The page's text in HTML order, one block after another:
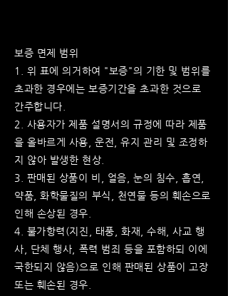
보증 면제 범위
1. 위 표에 의거하여 "보증"의 기한 및 범위를
초과한 경우에는 보증기간을 초과한 것으로
간주합니다.
2. 사용자가 제품 설명서의 규정에 따라 제품
을 올바르게 사용, 운전, 유지 관리 및 조정하
지 않아 발생한 현상.
3. 판매된 상품이 비, 얼음, 눈의 침수, 흡연,
약품, 화학물질의 부식, 천연물 등의 훼손으로
인해 손상된 경우.
4. 불가항력(지진, 태풍, 화재, 수해, 사교 행
사, 단체 행사, 폭력 범죄 등을 포함하되 이에
국한되지 않음)으로 인해 판매된 상품이 고장
또는 훼손된 경우.